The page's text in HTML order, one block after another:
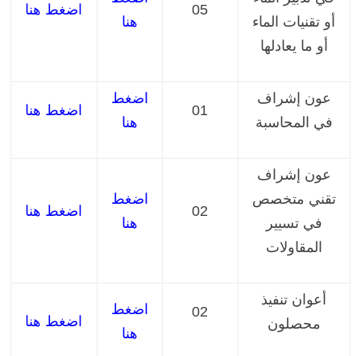
اضغط هنا
هنا
05
أو تقنيات الماء
أو ما يعادلها
اضغط هنا
اضغط
هنا
01
عون إشراف
في المحاسبة
اضغط هنا
اضغط
هنا
02
عون إشراف
تقني متخصص
في تسيير
المقاولات
اضغط هنا
اضغط
هنا
02
أعوان تنفيذ
محصلون